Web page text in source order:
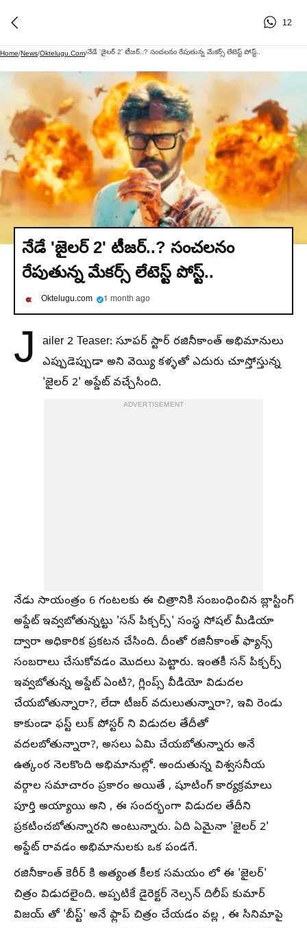
12
Home/News/Oktelugu.com/నేడే 'జైలర్ 2' టీజర్..? సంచలనం రేపుతున్న మేకర్స్ లేటెస్ట్ పోస్ట్..
నేడే 'జైలర్ 2' టీజర్..? సంచలనం
రేపుతున్న మేకర్స్ లేటెస్ట్ పోస్ట్..
Oktelugu.com 1 month ago
J
ailer 2 Teaser: సూపర్ స్టార్ రజినీకాంత్ అభిమానులు
ఎప్పుడెప్పుడా అని వెయ్యి కళ్ళతో ఎదురు చూస్తోస్తున్న
'జైలర్ 2' అప్డేట్ వచ్చేసింది.
ADVERTISEMENT
నేడు సాయంత్రం 6 గంటలకు ఈ చిత్రానికి సంబంధించిన బ్లాస్టింగ్
అప్డేట్ ఇవ్వబోతున్నట్టు 'సన్ పిక్చర్స్' సంస్థ సోషల్ మీడియా
ద్వారా అధికారిక ప్రకటన చేసింది. దీంతో రజినీకాంత్ ఫ్యాన్స్
సంబరాలు చేసుకోవడం మొదలు పెట్టారు. ఇంతకీ సన్ పిక్చర్స్
ఇవ్వబోతున్న అప్డేట్ ఏంటి?, గ్లింప్స్ వీడియో విడుదల
చేయబోతున్నారా?, లేదా టీజర్ వదులుతున్నారా?, ఇవి రెండు
కాకుండా ఫస్ట్ లుక్ పోస్టర్ ని విడుదల తేదీతో
వదలబోతున్నారా?, అసలు ఏమి చేయబోతున్నారు అనే
ఉత్కంఠ నెలకొంది అభిమానుల్లో. అందుతున్న విశ్వసనీయ
వర్గాల సమాచారం ప్రకారం అయితే , షూటింగ్ కార్యక్రమాలు
పూర్తి అయ్యాయి అని , ఈ సందర్భంగా విడుదల తేదీని
ప్రకటించబోతున్నారని అంటున్నారు. ఏది ఏమైనా 'జైలర్ 2'
అప్డేట్ రావడం అభిమానులకు ఒక పండగే.
రజినీకాంత్ కెరీర్ కి అత్యంత కీలక సమయం లో ఈ 'జైలర్'
చిత్రం విడుదలైంది. అప్పటికే డైరెక్టర్ నెల్సన్ దిలీప్ కుమార్
విజయ్ తో 'బీస్ట్' అనే ఫ్లాప్ చిత్రం చేయడం వల్ల , ఈ సినిమాపై